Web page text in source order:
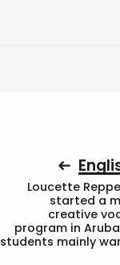
Loucette
started a
creative
program in
students mainly